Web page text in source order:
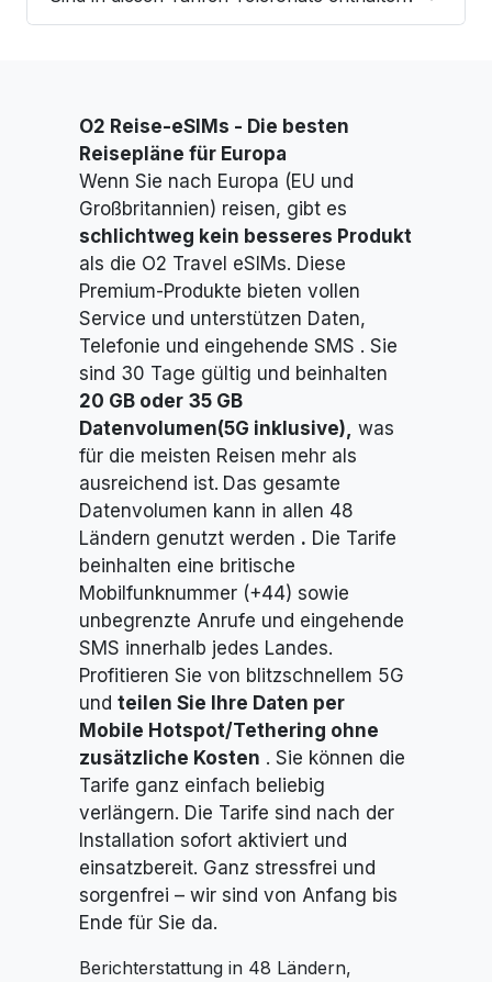
O2 Reise-eSIMs - Die besten
Reisepläne für Europa
Wenn Sie nach Europa (EU und
Großbritannien) reisen, gibt es
schlichtweg kein besseres Produkt
als die O2 Travel eSIMs. Diese
Premium-Produkte bieten vollen
Service und unterstützen Daten,
Telefonie und eingehende SMS . Sie
sind 30 Tage gültig und beinhalten
20 GB oder 35 GB
Datenvolumen(5G inklusive), was
für die meisten Reisen mehr als
ausreichend ist. Das gesamte
Datenvolumen kann in allen 48
Ländern genutzt werden . Die Tarife
beinhalten eine britische
Mobilfunknummer (+44) sowie
unbegrenzte Anrufe und eingehende
SMS innerhalb jedes Landes.
Profitieren Sie von blitzschnellem 5G
und teilen Sie Ihre Daten per
Mobile Hotspot/Tethering ohne
zusätzliche Kosten . Sie können die
Tarife ganz einfach beliebig
verlängern. Die Tarife sind nach der
Installation sofort aktiviert und
einsatzbereit. Ganz stressfrei und
sorgenfrei – wir sind von Anfang bis
Ende für Sie da.
Berichterstattung in 48 Ländern,